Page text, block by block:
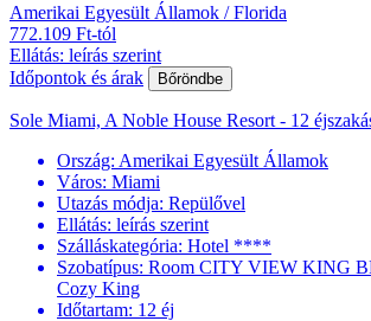
Amerikai Egyesült Államok / Florida
772.109 Ft-tól
Ellátás: leírás szerint
Időpontok és árak
Bőröndbe
Sole Miami, A Noble House Resort - 12
Ország: Amerikai Egyesült Államok
Város: Miami
Utazás módja: Repülővel
Ellátás: leírás szerint
Szálláskategória: Hotel ****
Szobatípus: Room CITY VIEW KING
Cozy King
Időtartam: 12 éj